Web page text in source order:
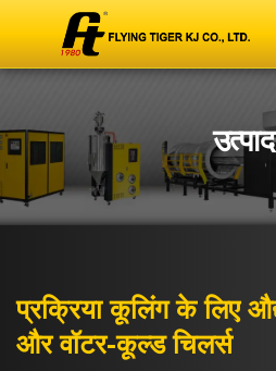
उत्पाद
प्रक्रिया कूलिंग के लिए
और वॉटर-कूल्ड चिलर्स